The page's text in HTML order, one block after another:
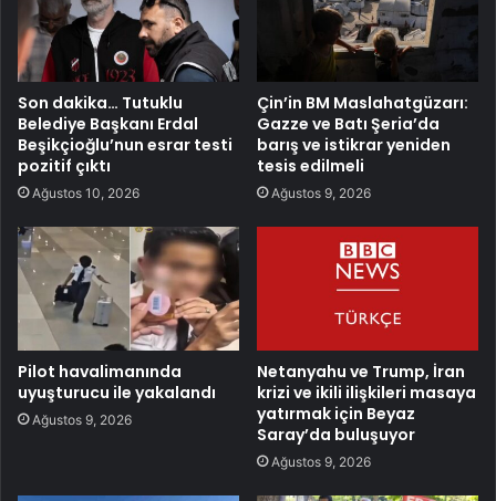
Son dakika… Tutuklu
Belediye Başkanı Erdal
Beşikçioğlu’nun esrar testi
pozitif çıktı
Ağustos 10, 2026
Çin’in BM Maslahatgüzarı:
Gazze ve Batı Şeria’da
barış ve istikrar yeniden
tesis edilmeli
Ağustos 9, 2026
Pilot havalimanında
uyuşturucu ile yakalandı
Ağustos 9, 2026
Netanyahu ve Trump, İran
krizi ve ikili ilişkileri masaya
yatırmak için Beyaz
Saray’da buluşuyor
Ağustos 9, 2026